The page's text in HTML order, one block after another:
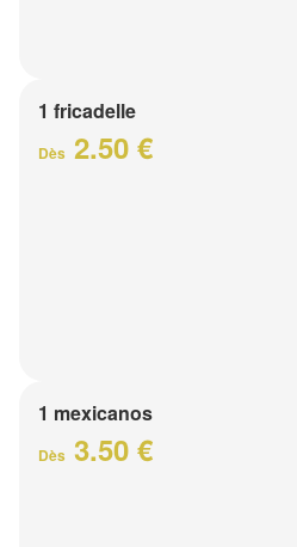
1 fricadelle
Dès 2.50 €
1 mexicanos
Dès 3.50 €